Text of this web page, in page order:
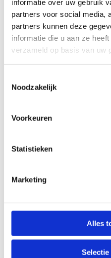
informatie over uw gebruik
partners voor social media,
partners kunnen deze
informatie die u aan ze
verzameld op basis van uw
Noodzakelijk
Voorkeuren
Statistieken
Marketing
Alles
Selectie
Stel een vraag
Wij nemen binnen 24 uur contact
Product
Vraag